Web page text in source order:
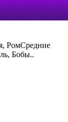
РомСредние
Бобы..